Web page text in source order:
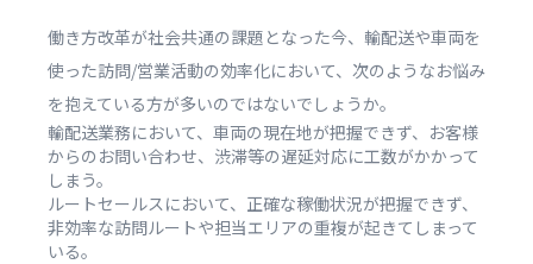
働き方改革が社会共通の課題となった今、輸配送や車両を
使った訪問/営業活動の効率化において、次のようなお悩み
を抱えている方が多いのではないでしょうか。
輸配送業務において、車両の現在地が把握できず、お客様
からのお問い合わせ、渋滞等の遅延対応に工数がかかって
しまう。
ルートセールスにおいて、正確な稼働状況が把握できず、
非効率な訪問ルートや担当エリアの重複が起きてしまって
いる。